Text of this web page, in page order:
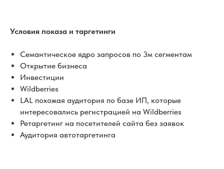
Условия показа и таргетинги
Семантическое ядро запросов по 3м сегментам
Открытие бизнеса
Инвестиции
Wildberries
LAL похожая аудитория по базе ИП, которые
интересовались регистрацией на Wildberries
Ретаргетинг на посетителей сайта без заявок
Аудитория автотаргетинга